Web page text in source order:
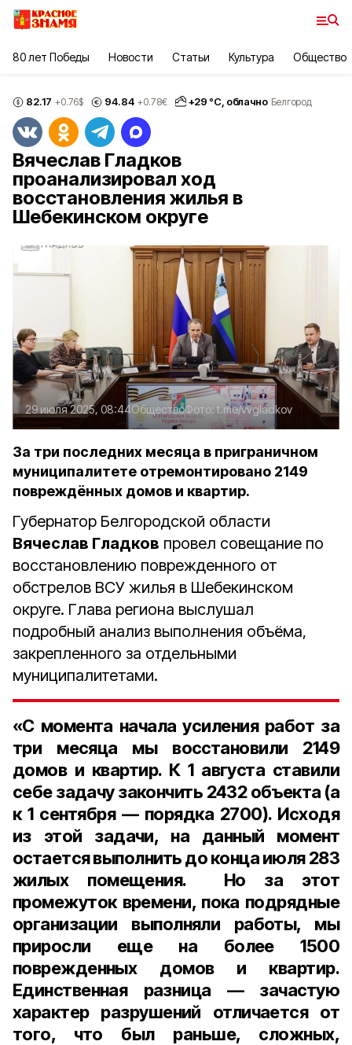
80 лет Победы Новости Статьи Культура Общество
82.17 +0.76$ 94.84 +0.78€ +29 °С, облачно Белгород
Вячеслав Гладков
проанализировал ход
восстановления жилья в
Шебекинском округе
29 июля 2025, 08:44ОбществоФото:t.me/vvgladkov
За три последних месяца в приграничном
муниципалитете отремонтировано 2149
повреждённых домов и квартир.
Губернатор Белгородской области
Вячеслав Гладков провел совещание по
восстановлению поврежденного от
обстрелов ВСУ жилья в Шебекинском
округе. Глава региона выслушал
подробный анализ выполнения объёма,
закрепленного за отдельными
муниципалитетами.
«С момента начала усиления работ за
три месяца мы восстановили 2149
домов и квартир. К 1 августа ставили
себе задачу закончить 2432 объекта (а
к 1 сентября — порядка 2700). Исходя
из этой задачи, на данный момент
остается выполнить до конца июля 283
жилых помещения. Но за этот
промежуток времени, пока подрядные
организации выполняли работы, мы
приросли еще на более 1500
поврежденных домов и квартир.
Единственная разница — зачастую
характер разрушений отличается от
того, что был раньше, сложных,